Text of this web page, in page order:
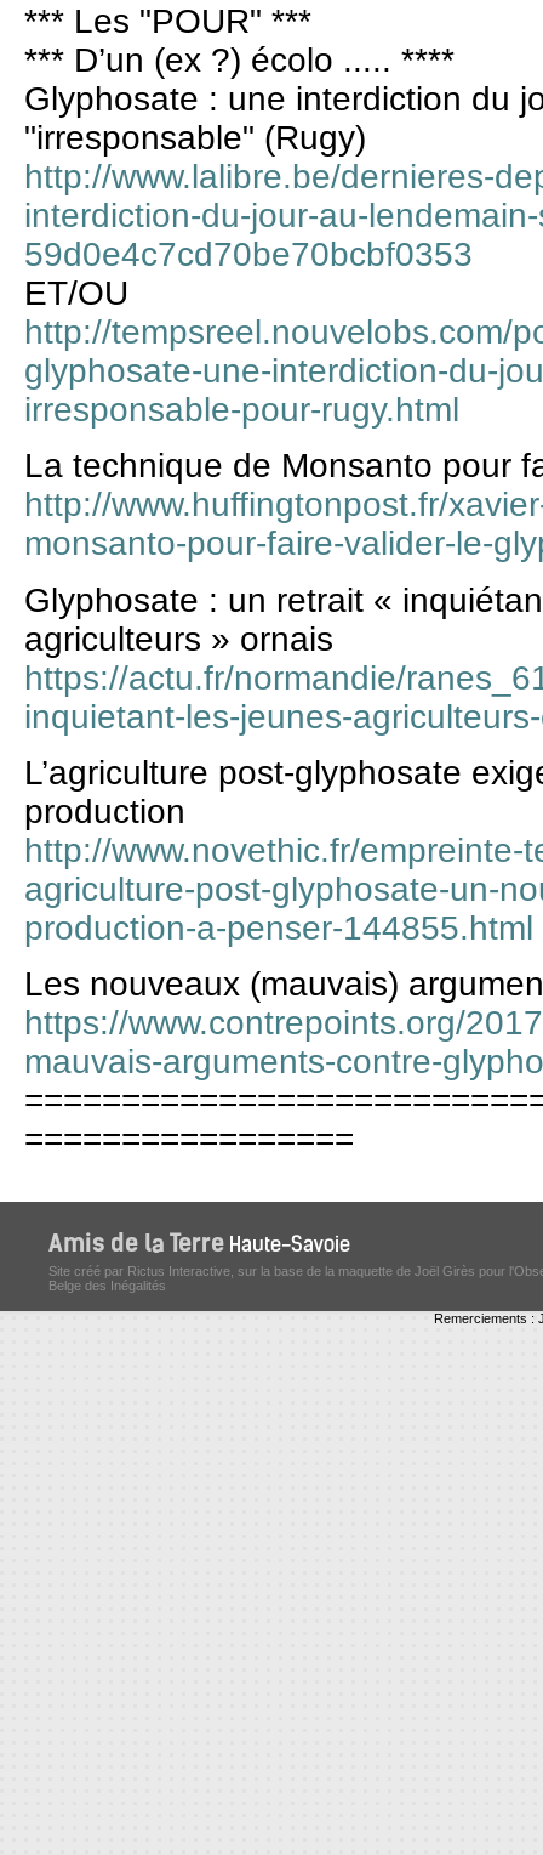
*** Les "POUR" ***
*** D’un (ex ?) écolo ..... ****
Glyphosate : une interdiction du
"irresponsable" (Rugy)
http://www.lalibre.be/dernieres-
interdiction-du-jour-au-
59d0e4c7cd70be70bcbf0353
ET/OU
http://tempsreel.nouvelobs.com/
glyphosate-une-interdiction-du-
irresponsable-pour-rugy.html
La technique de Monsanto pour
http://www.huffingtonpost.fr/
monsanto-pour-faire-valider-le-
Glyphosate : un retrait «
agriculteurs » ornais
https://actu.fr/normandie/
inquietant-les-jeunes-
L’agriculture post-glyphosate
production
http://www.novethic.fr/empreinte-
agriculture-post-glyphosate-un-
production-a-penser-144855.html
Les nouveaux (mauvais)
https://www.contrepoints.org/
mauvais-arguments-contre-
=================
Site créé par Rictus Interactive, sur la base de la maquette de Joël Girès pour
Belge des Inégalités
Remerciements :